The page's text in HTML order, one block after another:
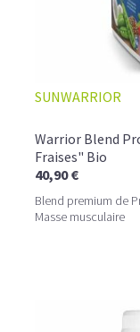
SUNWARRIOR
Warrior Blend
Fraises" Bio
40,90 €
Blend premium de
Masse musculaire